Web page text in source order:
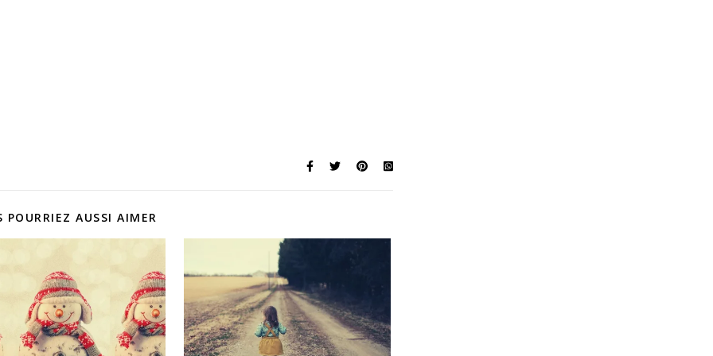
POURRIEZ AUSSI AIMER